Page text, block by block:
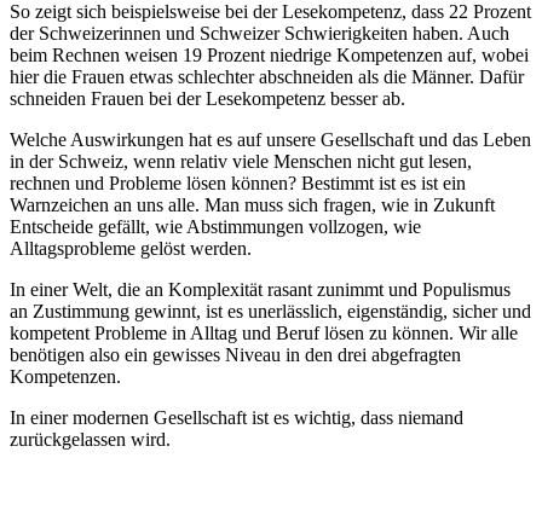
So zeigt sich beispielsweise bei der Lesekompetenz, dass 22 Prozent
der Schweizerinnen und Schweizer Schwierigkeiten haben. Auch
beim Rechnen weisen 19 Prozent niedrige Kompetenzen auf, wobei
hier die Frauen etwas schlechter abschneiden als die Männer. Dafür
schneiden Frauen bei der Lesekompetenz besser ab.
Welche Auswirkungen hat es auf unsere Gesellschaft und das Leben
in der Schweiz, wenn relativ viele Menschen nicht gut lesen,
rechnen und Probleme lösen können? Bestimmt ist es ist ein
Warnzeichen an uns alle. Man muss sich fragen, wie in Zukunft
Entscheide gefällt, wie Abstimmungen vollzogen, wie
Alltagsprobleme gelöst werden.
In einer Welt, die an Komplexität rasant zunimmt und Populismus
an Zustimmung gewinnt, ist es unerlässlich, eigenständig, sicher und
kompetent Probleme in Alltag und Beruf lösen zu können. Wir alle
benötigen also ein gewisses Niveau in den drei abgefragten
Kompetenzen.
In einer modernen Gesellschaft ist es wichtig, dass niemand
zurückgelassen wird.